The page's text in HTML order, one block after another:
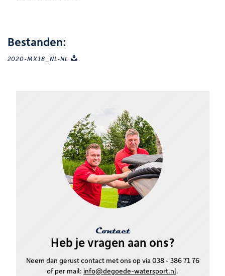
Bestanden:
2020-MX18_NL-NL
Contact
Heb je vragen aan ons?
Neem dan gerust contact met ons op via038 - 386 71 76
of per mail: info@degoede-watersport.nl.